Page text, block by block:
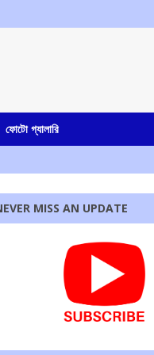
ফোটো গ্যালারি
করল সুপ্রিম কোর্টের কলেজিয়াম
MISS AN UPDATE